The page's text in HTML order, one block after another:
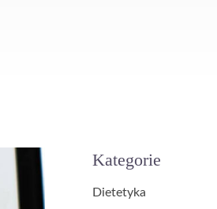
Kategorie
Dietetyka